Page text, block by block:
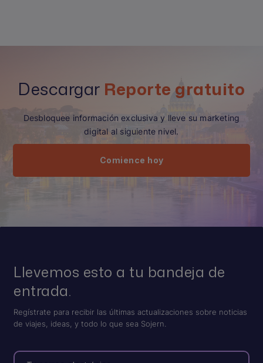
Descargar Reporte gratuito
Desbloquee información exclusiva y lleve su marketing
digital al siguiente nivel.
Comience hoy
Llevemos esto a tu bandeja de
entrada.
Regístrate para recibir las últimas actualizaciones sobre noticias
de viajes, ideas, y todo lo que sea Sojern.